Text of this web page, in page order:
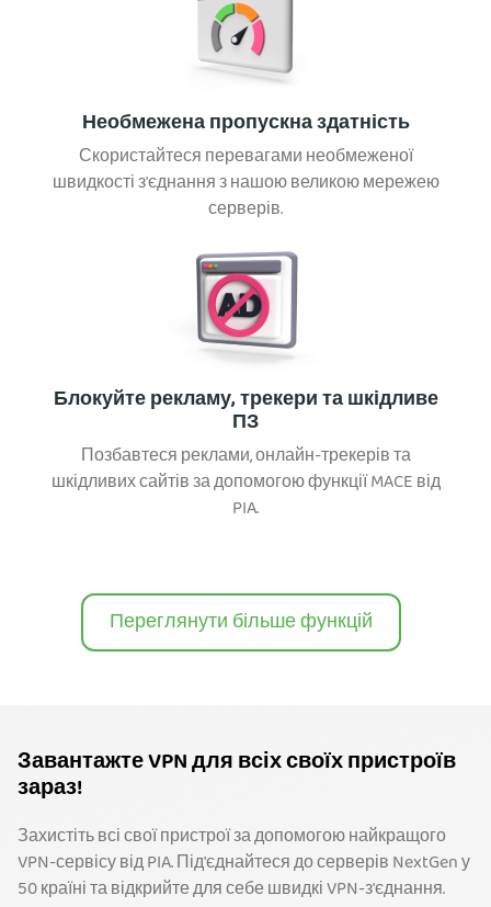
Необмежена пропускна здатність
Скористайтеся перевагами необмеженої
швидкості з'єднання з нашою великою мережею
серверів.
Блокуйте рекламу, трекери та шкідливе
ПЗ
Позбавтеся реклами, онлайн-трекерів та
шкідливих сайтів за допомогою функції MACE від
PIA.
Переглянути більше функцій
Завантажте VPN для всіх своїх пристроїв
зараз!
Захистіть всі свої пристрої за допомогою найкращого
VPN-сервісу від PIA. Під'єднайтеся до серверів NextGen у
50 країні та відкрийте для себе швидкі VPN-з'єднання.